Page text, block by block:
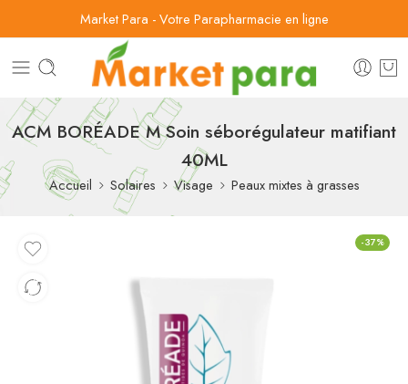
Market Para - Votre Parapharmacie en ligne
ACM BORÉADE M Soin séborégulateur matifiant
40ML
Accueil Solaires Visage Peaux mixtes à grasses
-37%